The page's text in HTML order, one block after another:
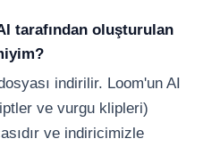
tarafından oluşturulan
indirilir. Loom'un AI
ve vurgu klipleri)
ve indiricimizle